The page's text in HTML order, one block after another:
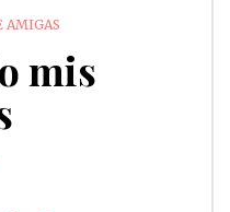
AMIGAS
mis